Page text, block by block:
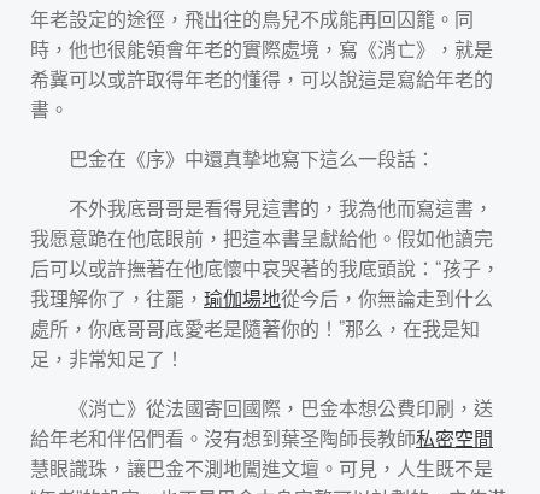
年老設定的途徑，飛出往的鳥兒不成能再回囚籠。同
時，他也很能領會年老的實際處境，寫《消亡》，就是
希冀可以或許取得年老的懂得，可以說這是寫給年老的
書。
巴金在《序》中還真摯地寫下這么一段話：
不外我底哥哥是看得見這書的，我為他而寫這書，
我愿意跪在他底眼前，把這本書呈獻給他。假如他讀完
后可以或許撫著在他底懷中哀哭著的我底頭說：“孩子，
我理解你了，往罷， 瑜伽場地從今后，你無論走到什么
處所，你底哥哥底愛老是隨著你的！”那么，在我是知
足，非常知足了！
《消亡》從法國寄回國際，巴金本想公費印刷，送
給年老和伴侶們看。沒有想到葉圣陶師長教師私密空間
慧眼識珠，讓巴金不測地闖進文壇。可見，人生既不是